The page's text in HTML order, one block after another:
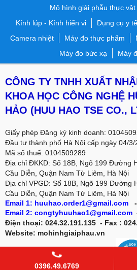
Mô hình giải phẫu thực
Kính lúp - Kính hiển vi
Dụng cụ y
Camera nhiệt
Máy đo thực phẩm
Máy đo bức xạ
Máy
CÔNG TY TNHH XUẤT
KHOA HỌC CÔNG NGHỆ
HẢO (HUU HAO TSE CO.,
Giấy phép Đăng ký kinh doanh:
Đầu tư thành phố Hà Nội cấp ngày 04/3/
Mã số thuế: 0104509289
Địa chỉ ĐKKD: Số 18B, Ngõ 199 Đường
Cầu Diễn, Quận Nam Từ Liêm, Hà Nội
Địa chỉ VPGD: Số 18B, Ngõ 199 Đường
Cầu Diễn, Quận Nam Từ Liêm, Hà Nội
Email 1: huuhao.order1@gmail.com
-
Email 2: congtyhuuhao1@gmail.com
Điện thoại: 024.32.191.135 - Fax :
Website: mohinhgiaiphau.vn
0396.49.6769